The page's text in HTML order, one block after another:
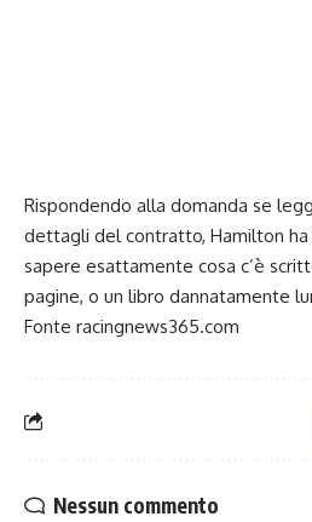
Rispondendo alla domanda se
dettagli del contratto, Hamilton ha
sapere esattamente cosa c’è
pagine, o un libro dannatamente
Fonte racingnews365.com
Nessun commento